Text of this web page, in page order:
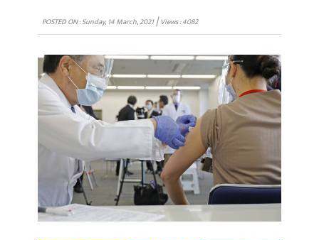
POSTED ON : Sunday, 14 March, 2021|Views : 4082